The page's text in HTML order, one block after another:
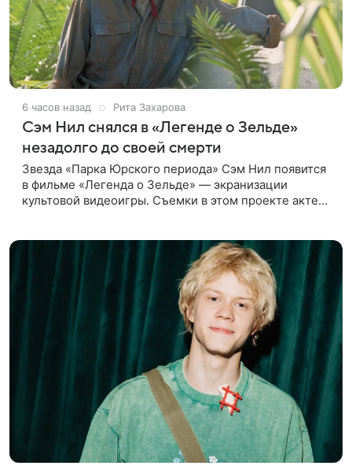
6 часов назад Рита Захарова
Сэм Нил снялся в «Легенде о Зельде»
незадолго до своей смерти
Звезда «Парка Юрского периода» Сэм Нил появится
в фильме «Легенда о Зельде» — экранизации
культовой видеоигры. Съемки в этом проекте актер